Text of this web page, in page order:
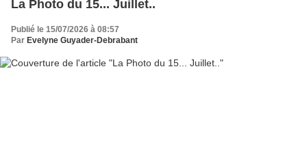
La Photo du 15... Juillet..
Publié le 15/07/2026 à 08:57
Par Evelyne Guyader-Debrabant